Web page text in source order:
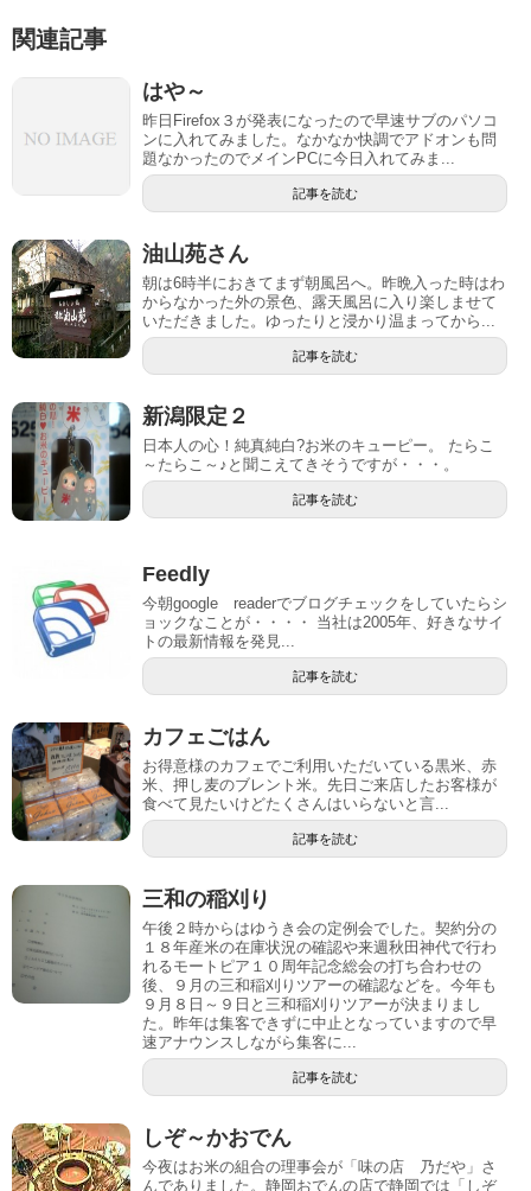
関連記事
はや～
昨日Firefox３が発表になったので早速サブのパソコ
ンに入れてみました。なかなか快調でアドオンも問
題なかったのでメインPCに今日入れてみま...
記事を読む
油山苑さん
朝は6時半におきてまず朝風呂へ。昨晩入った時はわ
からなかった外の景色、露天風呂に入り楽しませて
いただきました。ゆったりと浸かり温まってから...
記事を読む
新潟限定２
日本人の心！純真純白?お米のキューピー。 たらこ
～たらこ～♪と聞こえてきそうですが・・・。
記事を読む
Feedly
今朝google readerでブログチェックをしていたらシ
ョックなことが・・・・ 当社は2005年、好きなサイ
トの最新情報を発見...
記事を読む
カフェごはん
お得意様のカフェでご利用いただいている黒米、赤
米、押し麦のブレント米。先日ご来店したお客様が
食べて見たいけどたくさんはいらないと言...
記事を読む
三和の稲刈り
午後２時からはゆうき会の定例会でした。契約分の
１８年産米の在庫状況の確認や来週秋田神代で行わ
れるモートピア１０周年記念総会の打ち合わせの
後、９月の三和稲刈りツアーの確認などを。今年も
９月８日～９日と三和稲刈りツアーが決まりまし
た。昨年は集客できずに中止となっていますので早
速アナウンスしながら集客に...
記事を読む
しぞ～かおでん
今夜はお米の組合の理事会が「味の店 乃だや」さ
んでありました。静岡おでんの店で静岡では「しぞ